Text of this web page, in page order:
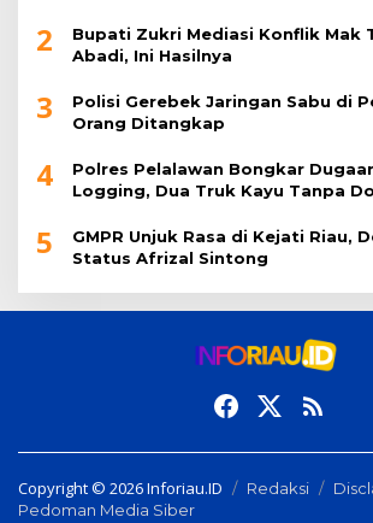
2
Bupati Zukri Mediasi Konflik Mak
Abadi, Ini Hasilnya
3
Polisi Gerebek Jaringan Sabu di
Orang Ditangkap
4
Polres Pelalawan Bongkar
Logging, Dua Truk Kayu Tanpa
5
GMPR Unjuk Rasa di Kejati Riau,
Status Afrizal Sintong
Copyright © 2026 Inforiau.ID Redaksi
Pedoman Media Siber